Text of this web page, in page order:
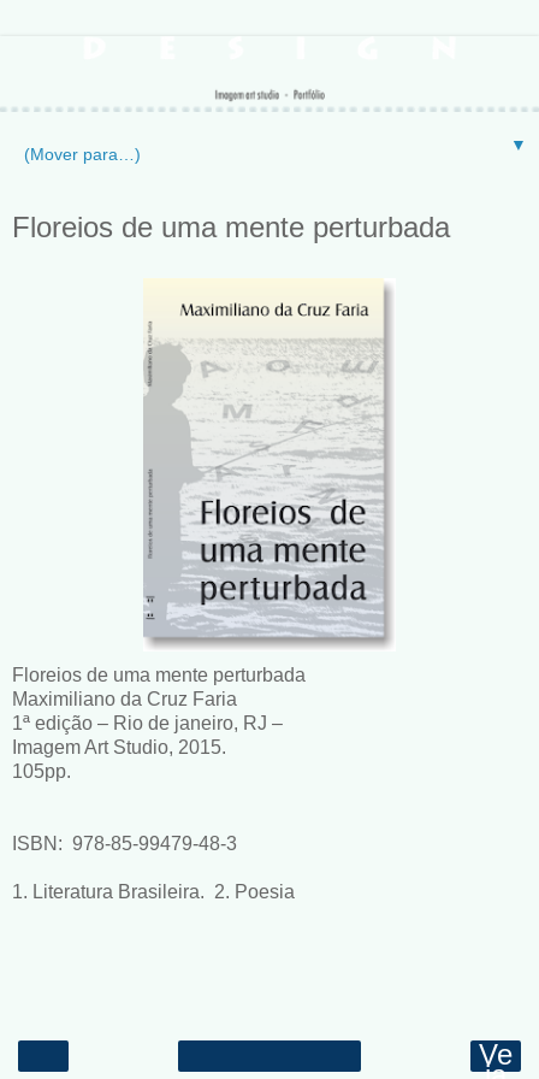
▼
Floreios de uma mente perturbada
Floreios de uma mente perturbada
Maximiliano da Cruz Faria
1ª edição – Rio de janeiro, RJ –
Imagem Art Studio, 2015.
105pp.
ISBN: 978-85-99479-48-3
1. Literatura Brasileira. 2. Poesia
Ve